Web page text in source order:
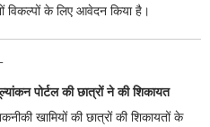
विकल्पों के लिए आवेदन किया है।
पोर्टल की छात्रों ने की शिकायत
खामियों की छात्रों की शिकायतों के